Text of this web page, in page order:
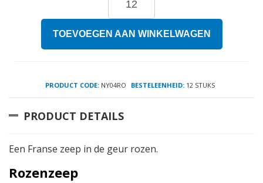
TOEVOEGEN AAN WINKELWAGEN
PRODUCT CODE: NY04RO BESTELEENHEID: 12 STUKS
PRODUCT DETAILS
Een Franse zeep in de geur rozen.
Rozenzeep